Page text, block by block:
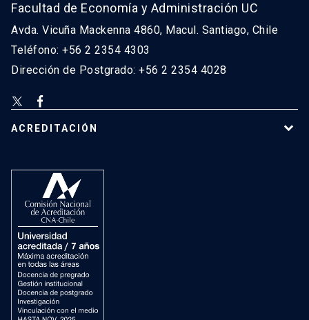
Facultad de Economía y Administración UC
Avda. Vicuña Mackenna 4860, Macul. Santiago, Chile
Teléfono: +56 2 2354 4303
Dirección de Postgrado: +56 2 2354 4028
ACREDITACIÓN